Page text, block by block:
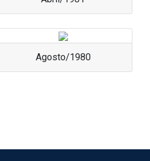
Agosto/1980